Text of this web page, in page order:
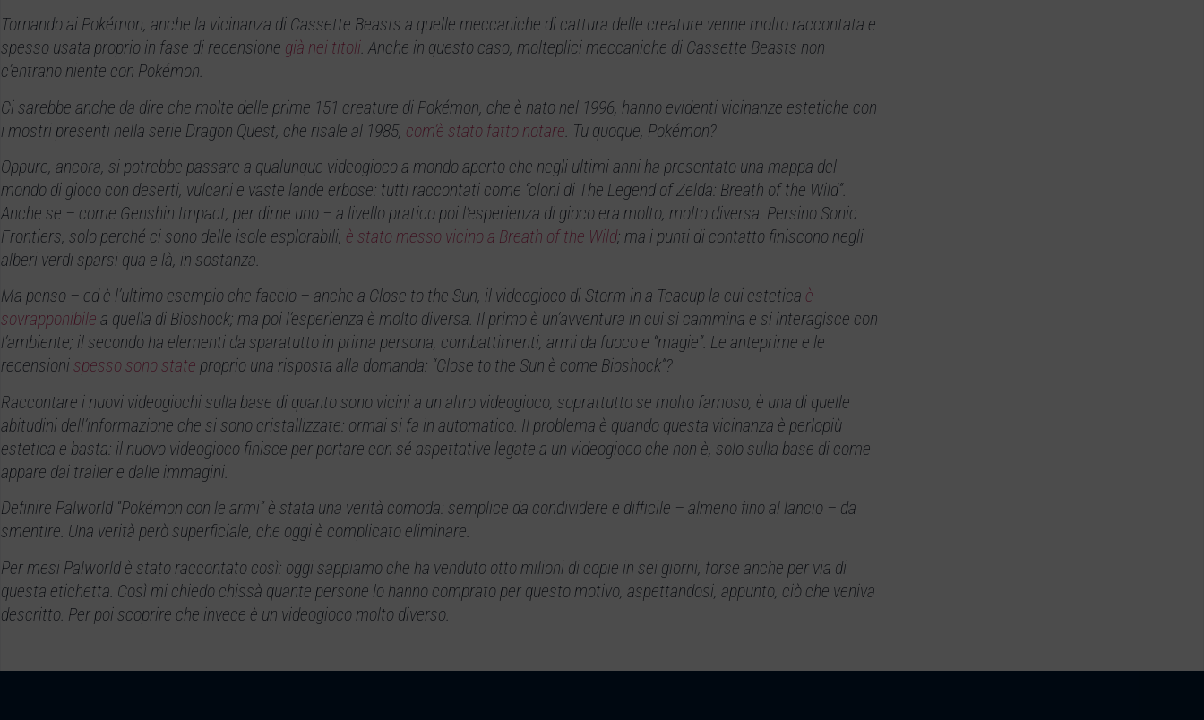
Tornando ai Pokémon, anche la vicinanza di Cassette Beasts a quelle meccaniche di cattura delle creature venne molto raccontata e
spesso usata proprio in fase di recensione già nei titoli. Anche in questo caso, molteplici meccaniche di Cassette Beasts non
c’entrano niente con Pokémon.
Ci sarebbe anche da dire che molte delle prime 151 creature di Pokémon, che è nato nel 1996, hanno evidenti vicinanze estetiche con
i mostri presenti nella serie Dragon Quest, che risale al 1985, com’è stato fatto notare . Tu quoque, Pokémon?
Oppure, ancora, si potrebbe passare a qualunque videogioco a mondo aperto che negli ultimi anni ha presentato una mappa del
mondo di gioco con deserti, vulcani e vaste lande erbose: tutti raccontati come “cloni di The Legend of Zelda: Breath of the Wild”.
Anche se – come Genshin Impact, per dirne uno – a livello pratico poi l’esperienza di gioco era molto, molto diversa. Persino Sonic
Frontiers, solo perché ci sono delle isole esplorabili, è stato messo vicino a Breath of the Wild; ma i punti di contatto finiscono negli
alberi verdi sparsi qua e là, in sostanza.
Ma penso – ed è l’ultimo esempio che faccio – anche a Close to the Sun, il videogioco di Storm in a Teacup la cui estetica è
sovrapponibile a quella di Bioshock; ma poi l’esperienza è molto diversa. Il primo è un’avventura in cui si cammina e si interagisce con
l’ambiente; il secondo ha elementi da sparatutto in prima persona, combattimenti, armi da fuoco e “magie”. Le anteprime e le
recensionispessosono state proprio una risposta alla domanda: “Close to the Sun è come Bioshock”?
Raccontare i nuovi videogiochi sulla base di quanto sono vicini a un altro videogioco, soprattutto se molto famoso, è una di quelle
abitudini dell’informazione che si sono cristallizzate: ormai si fa in automatico. Il problema è quando questa vicinanza è perlopiù
estetica e basta: il nuovo videogioco finisce per portare con sé aspettative legate a un videogioco che non è, solo sulla base di come
appare dai trailer e dalle immagini.
Definire Palworld “Pokémon con le armi” è stata una verità comoda: semplice da condividere e difficile – almeno fino al lancio – da
smentire. Una verità però superficiale, che oggi è complicato eliminare.
Per mesi Palworld è stato raccontato così: oggi sappiamo che ha venduto otto milioni di copie in sei giorni, forse anche per via di
questa etichetta. Così mi chiedo chissà quante persone lo hanno comprato per questo motivo, aspettandosi, appunto, ciò che veniva
descritto. Per poi scoprire che invece è un videogioco molto diverso.